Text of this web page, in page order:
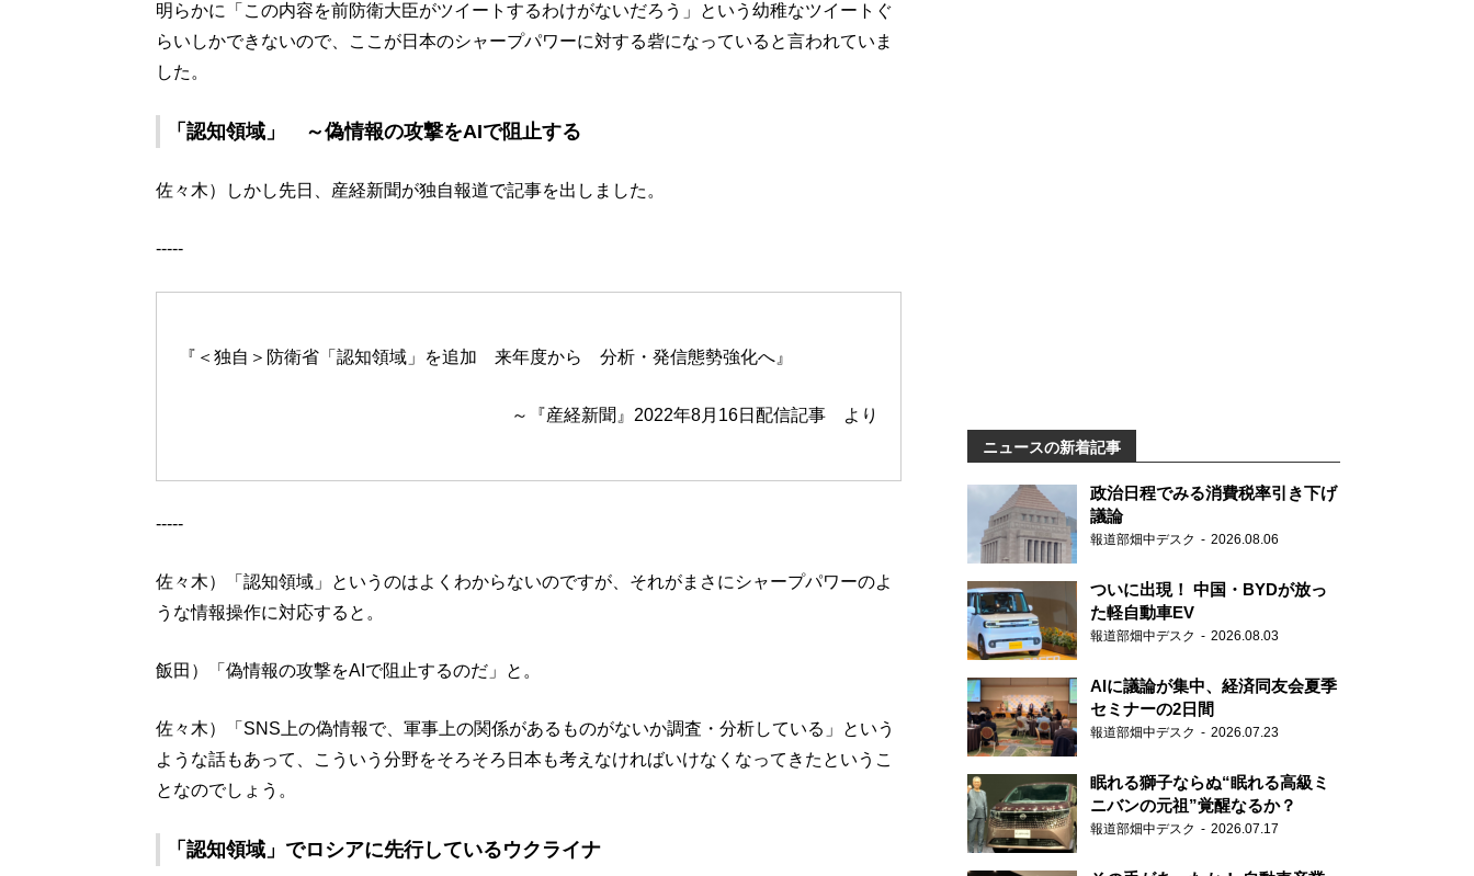
明らかに「この内容を前防衛大臣がツイートするわけがないだろう」という幼稚なツイートぐ
らいしかできないので、ここが日本のシャープパワーに対する砦になっていると言われていま
した。
「認知領域」 ～偽情報の攻撃をAIで阻止する
佐々木）しかし先日、産経新聞が独自報道で記事を出しました。
-----
『＜独自＞防衛省「認知領域」を追加 来年度から 分析・発信態勢強化へ』
～『産経新聞』2022年8月16日配信記事 より
-----
佐々木）「認知領域」というのはよくわからないのですが、それがまさにシャープパワーのよ
うな情報操作に対応すると。
飯田）「偽情報の攻撃をAIで阻止するのだ」と。
佐々木）「SNS上の偽情報で、軍事上の関係があるものがないか調査・分析している」という
ような話もあって、こういう分野をそろそろ日本も考えなければいけなくなってきたというこ
となのでしょう。
「認知領域」でロシアに先行しているウクライナ
ニュースの新着記事
政治日程でみる消費税率引き下げ
議論
報道部畑中デスク 2026.08.06
ついに出現！ 中国・BYDが放っ
た軽自動車EV
報道部畑中デスク 2026.08.03
AIに議論が集中、経済同友会夏季
セミナーの2日間
報道部畑中デスク 2026.07.23
眠れる獅子ならぬ“眠れる高級ミ
ニバンの元祖”覚醒なるか？
報道部畑中デスク 2026.07.17